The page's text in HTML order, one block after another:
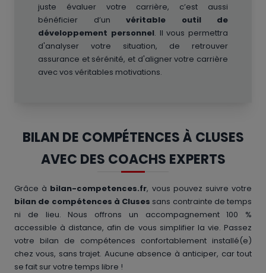
juste évaluer votre carrière, c’est aussi
bénéficier d’un véritable outil de
développement personnel. Il vous permettra
d'analyser votre situation, de retrouver
assurance et sérénité, et d'aligner votre carrière
avec vos véritables motivations.
BILAN DE COMPÉTENCES À CLUSES
AVEC DES COACHS EXPERTS
Grâce à bilan-competences.fr, vous pouvez suivre votre
bilan de compétences à Cluses sans contrainte de temps
ni de lieu. Nous offrons un accompagnement 100 %
accessible à distance, afin de vous simplifier la vie. Passez
votre bilan de compétences confortablement installé(e)
chez vous, sans trajet. Aucune absence à anticiper, car tout
se fait sur votre temps libre !